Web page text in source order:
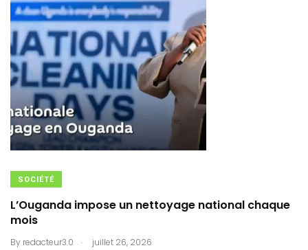
SOCIÉTÉ
L’Ouganda impose un nettoyage national chaque
mois
By redacteur3.0 . juillet 26, 2026